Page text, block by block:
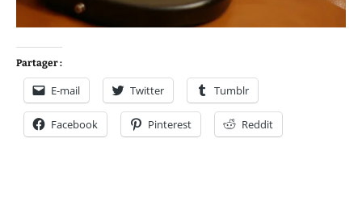
Partager :
E-mail Twitter Tumblr
Facebook Pinterest Reddit